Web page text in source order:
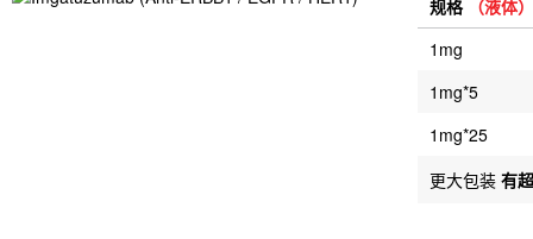
规格 （液体）
1mg
1mg*5
1mg*25
更大包装 有